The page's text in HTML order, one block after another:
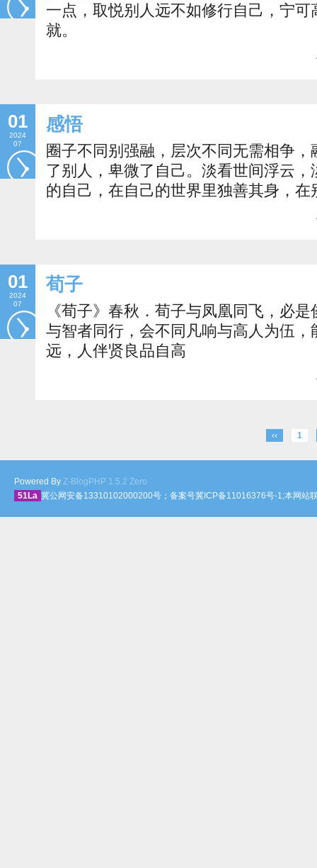
一点，取悦别人远不如修行自己，宁
就。
01
2024
07
感悟
圈子不同别强融，层次不同无需相争
了别人，卑微了自己。淡看世间浮云
的自己，在自己的世界里独善其身，
01
2024
07
荀子
《荀子》春秋．荀子与凤凰同飞，必
与智者同行，会不同凡响与高人为伍
远，人伴贤良品自高
‹‹ 1
Powered By Z-BlogPHP 1.5.2 Zero
51La 冀公网安备13310102000200号；备案号冀ICP备11016376号-1;本网站